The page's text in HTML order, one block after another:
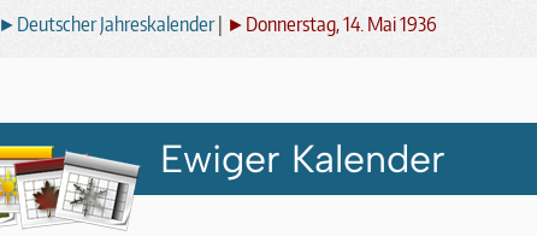
►Deutscher Jahreskalender| ►Donnerstag, 14. Mai 1936
Ewiger Kalender